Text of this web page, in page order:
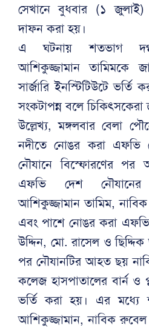
সেখানে বুধবার (১ জুলাই)
দাফন করা হয়।
এ ঘটনায় শতভাগ
আশিকুজ্জামান তামিমকে
সার্জারি ইনস্টিটিউটে ভর্তি
সংকটাপন্ন বলে চিকিৎসকেরা
উল্লেখ্য, মঙ্গলবার বেলা
নদীতে নোঙর করা এফভি
নৌযানে বিস্ফোরণের
এফভি দেশ নৌযানের
আশিকুজ্জামান তামিম,
এবং পাশে নোঙর করা
উদ্দিন, মো. রাসেল ও
পর নৌযানটির আহত ছয়
কলেজ হাসপাতালের বার্ন ও
ভর্তি করা হয়। এর মধ্যে
আশিকুজ্জামান, নাবিক